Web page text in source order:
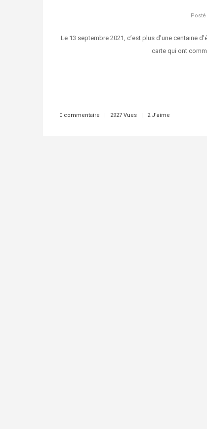
Posté
Le 13 septembre 2021, c’est plus d’une centaine
carte qui ont
0 commentaire | 2927 Vues | 2 J'aime